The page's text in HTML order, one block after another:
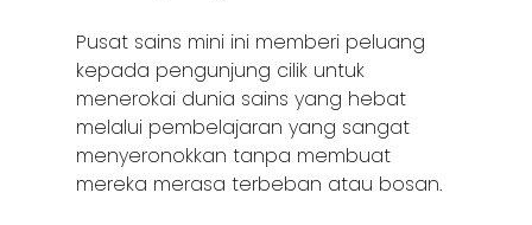
Pusat sains mini ini memberi peluang
kepada pengunjung cilik untuk
menerokai dunia sains yang hebat
melalui pembelajaran yang sangat
menyeronokkan tanpa membuat
mereka merasa terbeban atau bosan.